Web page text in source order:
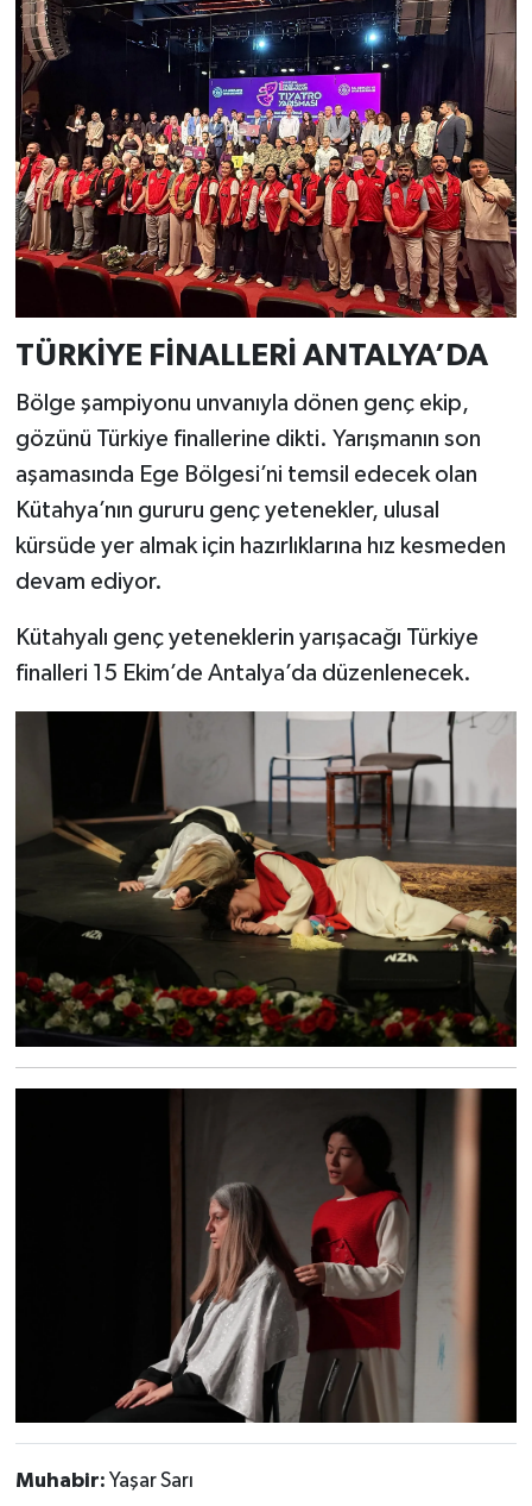
TÜRKİYE FİNALLERİ ANTALYA’DA
​Bölge şampiyonu unvanıyla dönen genç ekip,
gözünü Türkiye finallerine dikti. Yarışmanın son
aşamasında Ege Bölgesi’ni temsil edecek olan
Kütahya’nın gururu genç yetenekler, ulusal
kürsüde yer almak için hazırlıklarına hız kesmeden
devam ediyor.
Kütahyalı genç yeteneklerin yarışacağı Türkiye
finalleri 15 Ekim’de Antalya’da düzenlenecek.
Muhabir: Yaşar Sarı
Yaşam
Yemek Tarifleri